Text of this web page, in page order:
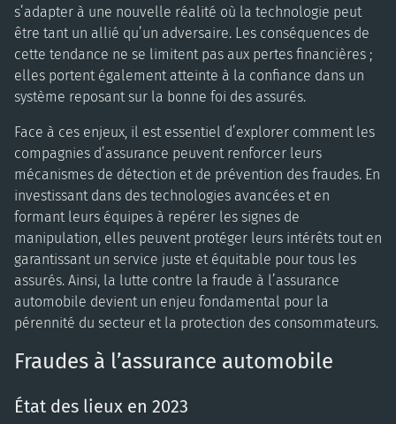
s’adapter à une nouvelle réalité où la technologie peut
être tant un allié qu’un adversaire. Les conséquences de
cette tendance ne se limitent pas aux pertes financières ;
elles portent également atteinte à la confiance dans un
système reposant sur la bonne foi des assurés.
Face à ces enjeux, il est essentiel d’explorer comment les
compagnies d’assurance peuvent renforcer leurs
mécanismes de détection et de prévention des fraudes. En
investissant dans des technologies avancées et en
formant leurs équipes à repérer les signes de
manipulation, elles peuvent protéger leurs intérêts tout en
garantissant un service juste et équitable pour tous les
assurés. Ainsi, la lutte contre la fraude à l’assurance
automobile devient un enjeu fondamental pour la
pérennité du secteur et la protection des consommateurs.
Fraudes à l’assurance automobile
État des lieux en 2023